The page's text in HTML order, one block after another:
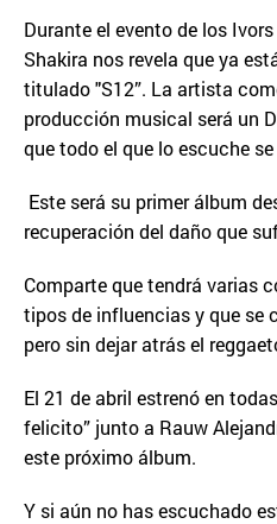
Durante el evento de los
Shakira nos revela que ya
titulado "S12”. La artista
producción musical será un
que todo el que lo escuche
Este será su primer álbum
recuperación del daño que
Comparte que tendrá varias
tipos de influencias y que se
pero sin dejar atrás el
El 21 de abril estrenó en
felicito” junto a Rauw
este próximo álbum.
Y si aún no has escuchado